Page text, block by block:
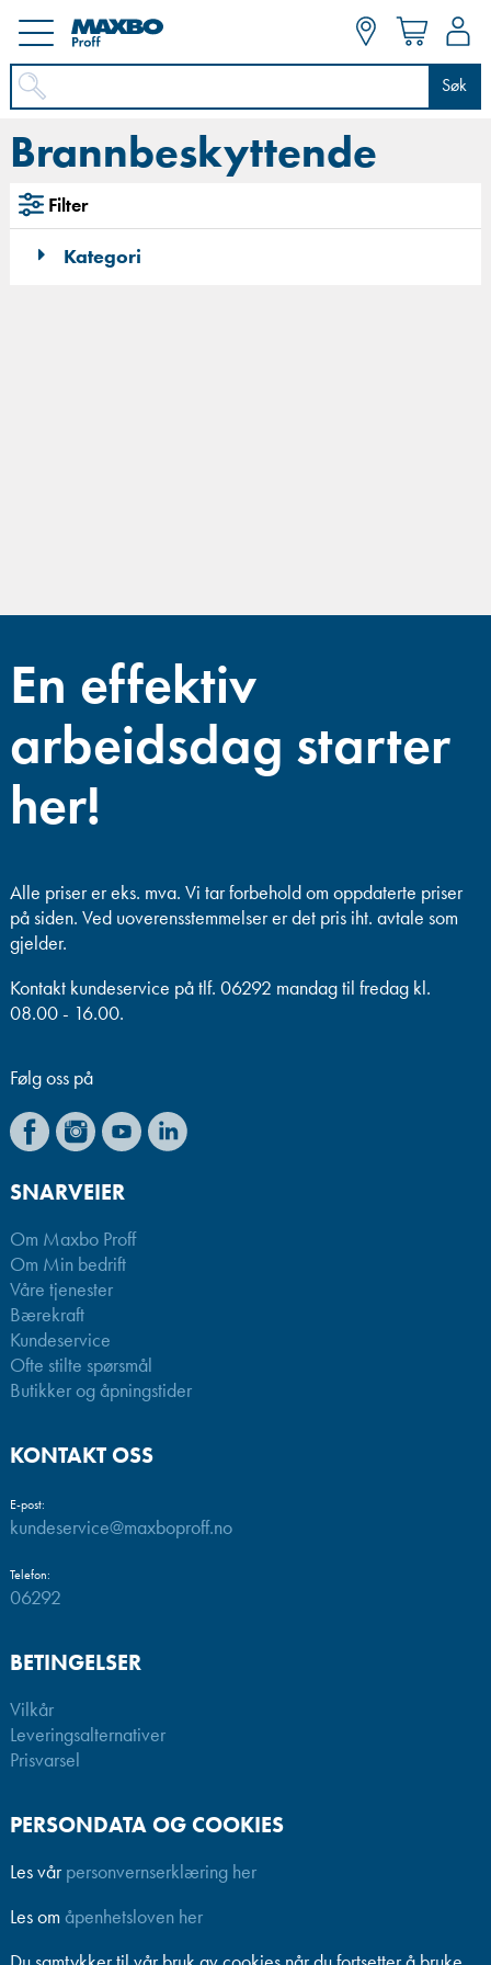
Søk
Brannbeskyttende
Filter
Kategori
En effektiv
arbeidsdag starter
her!
Alle priser er eks. mva. Vi tar forbehold om oppdaterte priser
på siden. Ved uoverensstemmelser er det pris iht. avtale som
gjelder.
Kontakt kundeservice på tlf. 06292 mandag til fredag kl.
08.00 - 16.00.
Følg oss på
SNARVEIER
Om Maxbo Proff
Om Min bedrift
Våre tjenester
Bærekraft
Kundeservice
Ofte stilte spørsmål
Butikker og åpningstider
KONTAKT OSS
E-post:
kundeservice@maxboproff.no
Telefon:
06292
BETINGELSER
Vilkår
Leveringsalternativer
Prisvarsel
PERSONDATA OG COOKIES
Les vår personvernserklæring her
Les om åpenhetsloven her